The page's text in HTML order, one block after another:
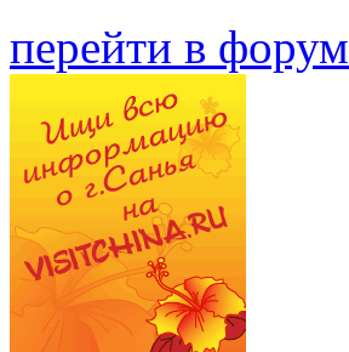
перейти в форум